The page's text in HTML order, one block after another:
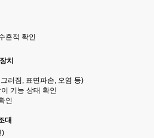
흔적 확인
치
러짐, 표면파손, 오염 등)
기능 상태 확인
인
대
)